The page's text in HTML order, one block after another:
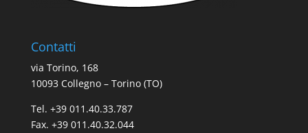
Contatti
via Torino, 168
10093 Collegno – Torino (TO)
Tel. +39 011.40.33.787
Fax. +39 011.40.32.044